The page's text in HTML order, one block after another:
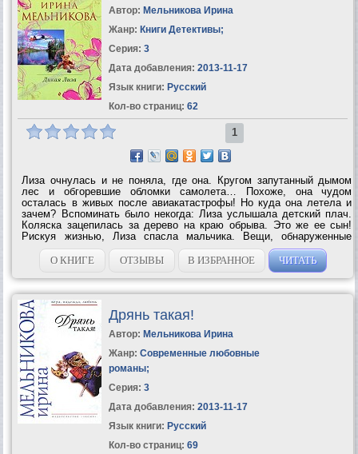
Автор: Мельникова Ирина
Жанр: Книги Детективы;
Серия: 3
Дата добавления: 2013-11-17
Язык книги: Русский
Кол-во страниц: 62
1
Лиза очнулась и не поняла, где она. Кругом запутанный дымом
лес и обгоревшие обломки самолета… Похоже, она чудом
осталась в живых после авиакатастрофы! Но куда она летела и
зачем? Вспоминать было некогда: Лиза услышала детский плач.
Коляска зацепилась за дерево на краю обрыва. Это же ее сын!
Рискуя жизнью, Лиза спасла мальчика. Вещи, обнаруженные
среди багажа упавшего самолета, помогли ей обустроить лагерь,
да и опыт бойца спецназа, где...
О КНИГЕ ОТЗЫВЫ В ИЗБРАННОЕ ЧИТАТЬ
Дрянь такая!
Автор: Мельникова Ирина
Жанр: Современные любовные
романы;
Серия: 3
Дата добавления: 2013-11-17
Язык книги: Русский
Кол-во страниц: 69